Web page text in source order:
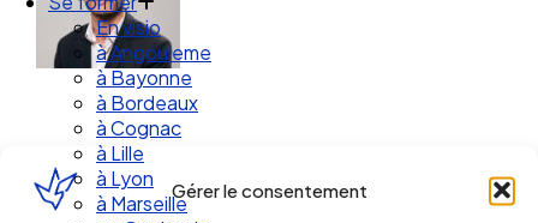
Gérer le consentement
En visio
à Angouleme
à Bayonne
à Bordeaux
à Cognac
à Lille
à Lyon
à Marseille